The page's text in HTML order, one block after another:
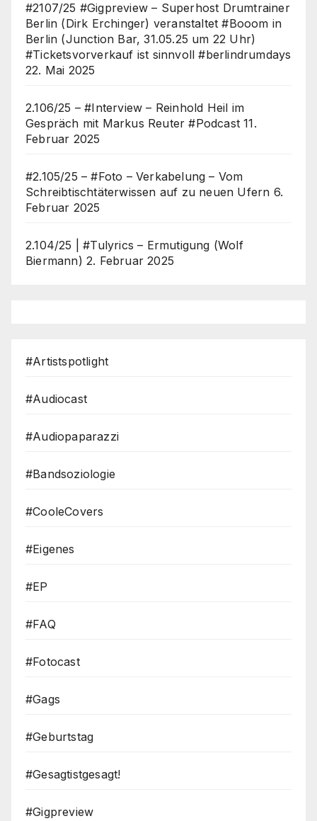
#2107/25 #Gigpreview – Superhost Drumtrainer
Berlin (Dirk Erchinger) veranstaltet #Booom in
Berlin (Junction Bar, 31.05.25 um 22 Uhr)
#Ticketsvorverkauf ist sinnvoll #berlindrumdays
22. Mai 2025
2.106/25 – #Interview – Reinhold Heil im
Gespräch mit Markus Reuter #Podcast 11.
Februar 2025
#2.105/25 – #Foto – Verkabelung – Vom
Schreibtischtäterwissen auf zu neuen Ufern 6.
Februar 2025
2.104/25 | #Tulyrics – Ermutigung (Wolf
Biermann) 2. Februar 2025
#Artistspotlight
#Audiocast
#Audiopaparazzi
#Bandsoziologie
#CooleCovers
#Eigenes
#EP
#FAQ
#Fotocast
#Gags
#Geburtstag
#Gesagtistgesagt!
#Gigpreview